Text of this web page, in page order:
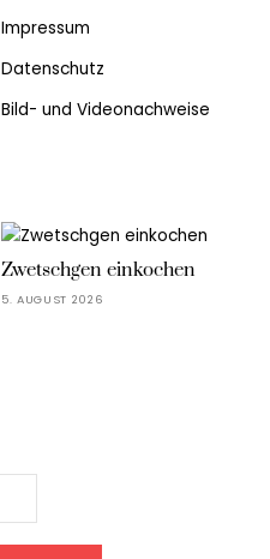
Impressum
Datenschutz
Bild- und Videonachweise
Zwetschgen einkochen
5. AUGUST 2026